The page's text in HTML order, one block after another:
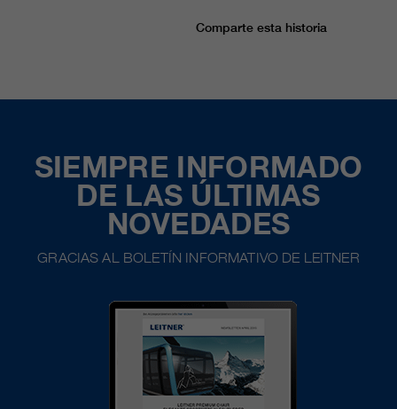
Comparte esta historia
SIEMPRE INFORMADO
DE LAS ÚLTIMAS
NOVEDADES
GRACIAS AL BOLETÍN INFORMATIVO DE LEITNER